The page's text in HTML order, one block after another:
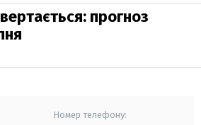
прогноз
Номер телефону: